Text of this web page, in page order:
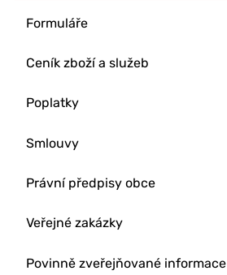
Formuláře
Ceník zboží a služeb
Poplatky
Smlouvy
Právní předpisy obce
Veřejné zakázky
Povinně zveřejňované informace